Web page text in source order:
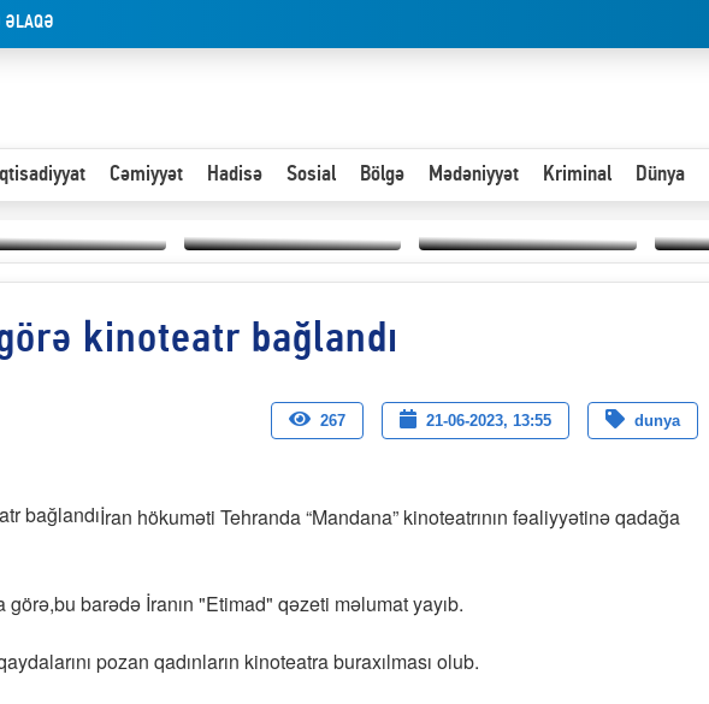
ƏLAQƏ
Cəmiyyət Hadisə Sosial Bölgə Mədəniyyət Kriminal Dünya
kimi görünən
Paytaxta giriş vizası —
"Xoş gəldin, cibində dil-
kinoteatr bağlandı
267 21-06-2023, 13:55 dunya
İran hökuməti Tehranda “Mandana” kinoteatrının fəaliyyətinə qadağa
görə,bu barədə İranın "Etimad" qəzeti məlumat yayıb.
pozan qadınların kinoteatra buraxılması olub.